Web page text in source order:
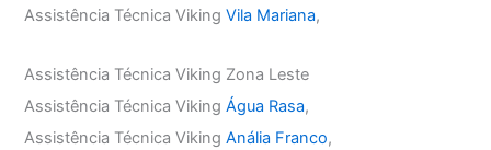
Assistência Técnica VikingVila Mariana,
Assistência Técnica Viking Zona Leste
Assistência Técnica VikingÁgua Rasa,
Assistência Técnica VikingAnália Franco,